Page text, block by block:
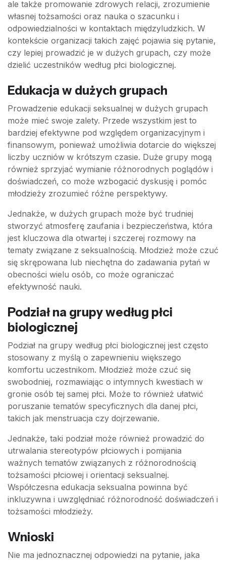
ale także promowanie zdrowych relacji, zrozumienie
własnej tożsamości oraz nauka o szacunku i
odpowiedzialności w kontaktach międzyludzkich. W
kontekście organizacji takich zajęć pojawia się pytanie,
czy lepiej prowadzić je w dużych grupach, czy może
dzielić uczestników według płci biologicznej.
Edukacja w dużych grupach
Prowadzenie edukacji seksualnej w dużych grupach
może mieć swoje zalety. Przede wszystkim jest to
bardziej efektywne pod względem organizacyjnym i
finansowym, ponieważ umożliwia dotarcie do większej
liczby uczniów w krótszym czasie. Duże grupy mogą
również sprzyjać wymianie różnorodnych poglądów i
doświadczeń, co może wzbogacić dyskusję i pomóc
młodzieży zrozumieć różne perspektywy.
Jednakże, w dużych grupach może być trudniej
stworzyć atmosferę zaufania i bezpieczeństwa, która
jest kluczowa dla otwartej i szczerej rozmowy na
tematy związane z seksualnością. Młodzież może czuć
się skrępowana lub niechętna do zadawania pytań w
obecności wielu osób, co może ograniczać
efektywność nauki.
Podział na grupy według płci
biologicznej
Podział na grupy według płci biologicznej jest często
stosowany z myślą o zapewnieniu większego
komfortu uczestnikom. Młodzież może czuć się
swobodniej, rozmawiając o intymnych kwestiach w
gronie osób tej samej płci. Może to również ułatwić
poruszanie tematów specyficznych dla danej płci,
takich jak menstruacja czy dojrzewanie.
Jednakże, taki podział może również prowadzić do
utrwalania stereotypów płciowych i pomijania
ważnych tematów związanych z różnorodnością
tożsamości płciowej i orientacji seksualnej.
Współczesna edukacja seksualna powinna być
inkluzywna i uwzględniać różnorodność doświadczeń i
tożsamości młodzieży.
Wnioski
Nie ma jednoznacznej odpowiedzi na pytanie, jaka